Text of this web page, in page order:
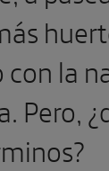
la
Pero,